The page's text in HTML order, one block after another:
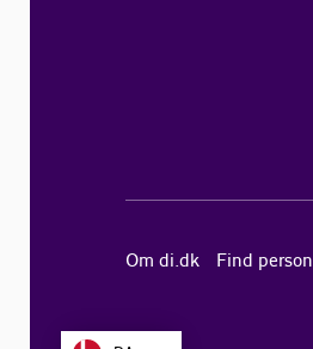
Om di.dk Find person